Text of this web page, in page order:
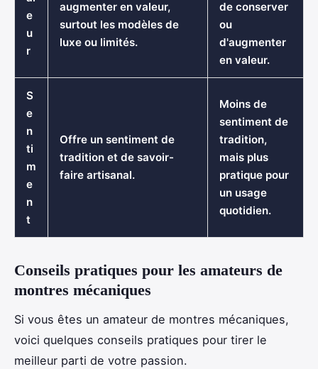
e
u
r
augmenter en valeur,
surtout les modèles de
luxe ou limités.
de conserver
ou
d'augmenter
en valeur.
S
e
n
ti
m
e
n
t
Offre un sentiment de
tradition et de savoir-
faire artisanal.
Moins de
sentiment de
tradition,
mais plus
pratique pour
un usage
quotidien.
Conseils pratiques pour les amateurs de
montres mécaniques
Si vous êtes un amateur de montres mécaniques,
voici quelques conseils pratiques pour tirer le
meilleur parti de votre passion.